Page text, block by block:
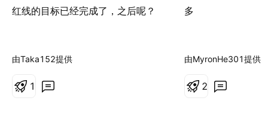
红线的目标已经完成了，之后呢？
由Taka152提供
1
多
由MyronHe301提供
2